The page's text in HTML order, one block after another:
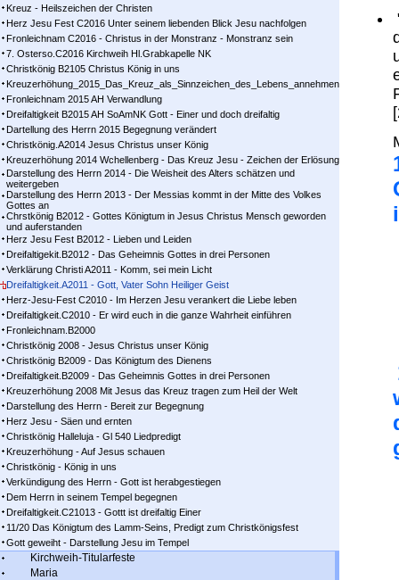
Kreuz - Heilszeichen der Christen
Herz Jesu Fest C2016 Unter seinem liebenden Blick Jesu nachfolgen
Fronleichnam C2016 - Christus in der Monstranz - Monstranz sein
7. Osterso.C2016 Kirchweih Hl.Grabkapelle NK
Christkönig B2105 Christus König in uns
Kreuzerhöhung_2015_Das_Kreuz_als_Sinnzeichen_des_Lebens_annehmen
Fronleichnam 2015 AH Verwandlung
Dreifaltigkeit B2015 AH SoAmNK Gott - Einer und doch dreifaltig
Dartellung des Herrn 2015 Begegnung verändert
Christkönig.A2014 Jesus Christus unser König
Kreuzerhöhung 2014 Wchellenberg - Das Kreuz Jesu - Zeichen der Erlösung
Darstellung des Herrn 2014 - Die Weisheit des Alters schätzen und
weitergeben
Darstellung des Herrn 2013 - Der Messias kommt in der Mitte des Volkes
Gottes an
Chrstkönig B2012 - Gottes Königtum in Jesus Christus Mensch geworden
und auferstanden
Herz Jesu Fest B2012 - Lieben und Leiden
Dreifaltigekit.B2012 - Das Geheimnis Gottes in drei Personen
Verklärung Christi A2011 - Komm, sei mein Licht
Dreifaltigkeit.A2011 - Gott, Vater Sohn Heiliger Geist
Herz-Jesu-Fest C2010 - Im Herzen Jesu verankert die Liebe leben
Dreifaltigkeit.C2010 - Er wird euch in die ganze Wahrheit einführen
Fronleichnam.B2000
Christkönig 2008 - Jesus Christus unser König
Christkönig B2009 - Das Königtum des Dienens
Dreifaltigkeit.B2009 - Das Geheimnis Gottes in drei Personen
Kreuzerhöhung 2008 Mit Jesus das Kreuz tragen zum Heil der Welt
Darstellung des Herrn - Bereit zur Begegnung
Herz Jesu - Säen und ernten
Christkönig Halleluja - Gl 540 Liedpredigt
Kreuzerhöhung - Auf Jesus schauen
Christkönig - König in uns
Verkündigung des Herrn - Gott ist herabgestiegen
Dem Herrn in seinem Tempel begegnen
Dreifaltigkeit.C21013 - Gottt ist dreifaltig Einer
11/20 Das Königtum des Lamm-Seins, Predigt zum Christkönigsfest
Gott geweiht - Darstellung Jesu im Tempel
Kirchweih-Titularfeste
Maria